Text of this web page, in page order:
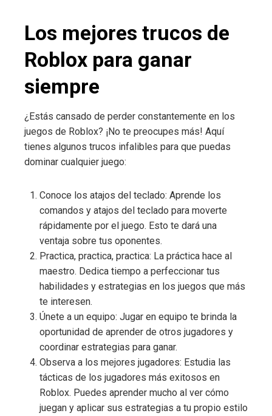
Los mejores trucos de
Roblox para ganar
siempre
¿Estás cansado de perder constantemente en los
juegos de Roblox? ¡No te preocupes más! Aquí
tienes algunos trucos infalibles para que puedas
dominar cualquier juego:
Conoce los atajos del teclado: Aprende los
comandos y atajos del teclado para moverte
rápidamente por el juego. Esto te dará una
ventaja sobre tus oponentes.
Practica, practica, practica: La práctica hace al
maestro. Dedica tiempo a perfeccionar tus
habilidades y estrategias en los juegos que más
te interesen.
Únete a un equipo: Jugar en equipo te brinda la
oportunidad de aprender de otros jugadores y
coordinar estrategias para ganar.
Observa a los mejores jugadores: Estudia las
tácticas de los jugadores más exitosos en
Roblox. Puedes aprender mucho al ver cómo
juegan y aplicar sus estrategias a tu propio estilo